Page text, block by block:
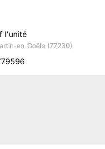
l'unité
en-Goële (77230)